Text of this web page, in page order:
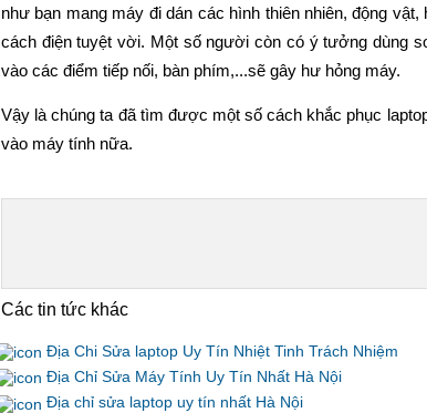
như bạn mang máy đi dán các hình thiên nhiên, động
cách điện tuyệt vời. Một số người còn có ý tưởng dùng
vào các điểm tiếp nối, bàn phím,...sẽ gây hư hỏng máy.
Vậy là chúng ta đã tìm được một số cách khắc phục
vào máy tính nữa.
Các tin tức khác
Địa Chi Sửa laptop Uy Tín Nhiệt Tinh Trách Nhiệm
Địa Chỉ Sửa Máy Tính Uy Tín Nhất Hà Nội
Địa chỉ sửa laptop uy tín nhất Hà Nội